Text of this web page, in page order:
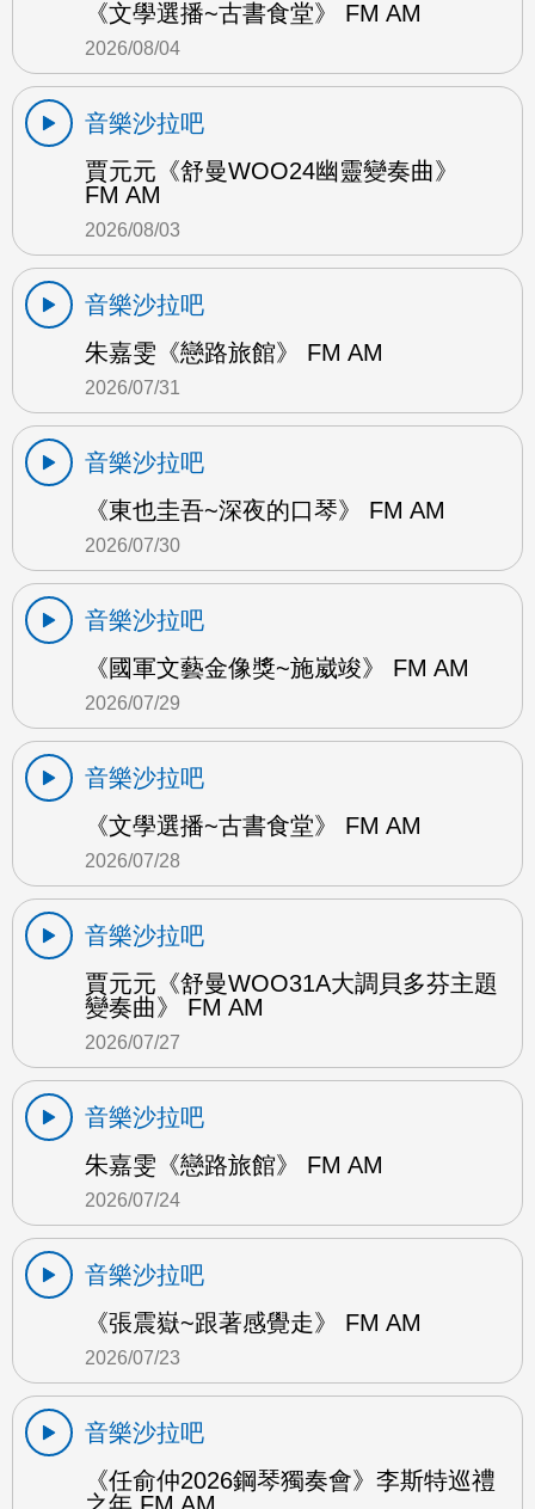
《文學選播~古書食堂》 FM AM
2026/08/04
音樂沙拉吧
賈元元《舒曼WOO24幽靈變奏曲》
FM AM
2026/08/03
音樂沙拉吧
朱嘉雯《戀路旅館》 FM AM
2026/07/31
音樂沙拉吧
《東也圭吾~深夜的口琴》 FM AM
2026/07/30
音樂沙拉吧
《國軍文藝金像獎~施崴竣》 FM AM
2026/07/29
音樂沙拉吧
《文學選播~古書食堂》 FM AM
2026/07/28
音樂沙拉吧
賈元元《舒曼WOO31A大調貝多芬主題
變奏曲》 FM AM
2026/07/27
音樂沙拉吧
朱嘉雯《戀路旅館》 FM AM
2026/07/24
音樂沙拉吧
《張震嶽~跟著感覺走》 FM AM
2026/07/23
音樂沙拉吧
《任俞仲2026鋼琴獨奏會》李斯特巡禮